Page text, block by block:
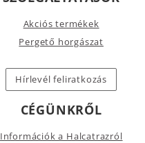
Akciós termékek
Pergető horgászat
Hírlevél feliratkozás
CÉGÜNKRŐL
Információk a Halcatrazról